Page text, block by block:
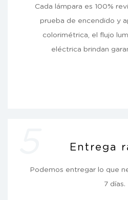
Cada lámpara es 100%
prueba de encendido y
colorimétrica, el flujo
eléctrica brindan
Entrega
Podemos entregar lo que
7 días.